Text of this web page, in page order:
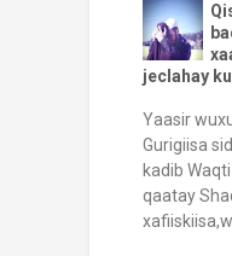
jeclahay
Yaasir
Gurigiisa
kadib
qaatay